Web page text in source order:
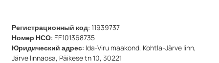
Регистрационный код: 11939737
Номер НСО: EE101368735
Юридический адрес: Ida-Viru maakond, Kohtla-Järve linn,
Järve linnaosa, Päikese tn 10, 30221